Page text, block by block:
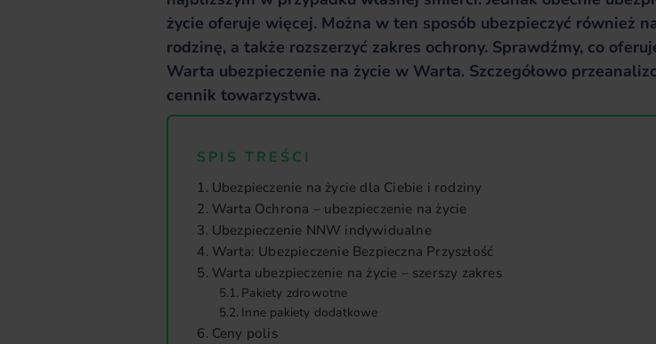
życie oferuje więcej. Można w ten sposób ubezpieczyć również
rodzinę, a także rozszerzyć zakres ochrony. Sprawdźmy, co
Warta ubezpieczenie na życie w Warta. Szczegółowo
cennik towarzystwa.
SPIS TREŚCI
Ubezpieczenie na życie dla Ciebie i rodziny
Warta Ochrona – ubezpieczenie na życie
Ubezpieczenie NNW indywidualne
Warta: Ubezpieczenie Bezpieczna Przyszłość
Warta ubezpieczenie na życie – szerszy zakres
Pakiety zdrowotne
Inne pakiety dodatkowe
Ceny polis